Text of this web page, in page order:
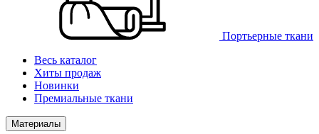
Портьерные ткани
Весь каталог
Хиты продаж
Новинки
Премиальные ткани
Материалы